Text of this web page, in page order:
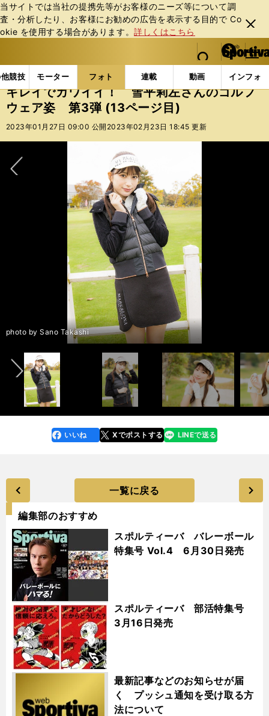
当サイトでは当社の提携先等がお客様のニーズ等について調
査・分析したり、お客様にお勧めの広告を表⽰する⽬的で Co
okie を使⽤する場合があります。詳しくはこちら
閉じ
る
web Sportiva (webスポルティーバ)
検索
マイペ
ー
ジ
メニュ
競技 モーター フォト 連載 動画 インフォ
b
ス
ポ
ル
バ
フォトギャラリー スポーツビーナスギャラリー キ
キレイでカワイイ！ 雪平莉左さんのゴルフ
ウェア姿 第3弾 (13ページ目)
2023年01月27日 09:00 公開 2023年02月23日 18:45 更新
photo by Sano Takashi
前へ
faceboo
k
いいね Xでポストする
line LINEで送る
一覧に戻る
編集部のおすすめ
スポルティーバ バレーボール
特集号 Vol.4 6月30日発売
スポルティーバ 部活特集号
3月16日発売
最新記事などのお知らせが届
く プッシュ通知を受け取る方
法について